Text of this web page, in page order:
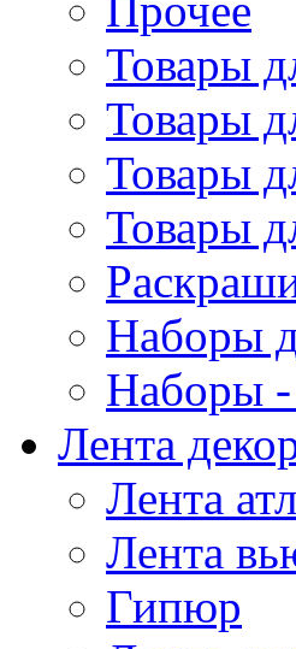
Товары
Товары
Товары
Товары
Наборы
Наборы -
Лента
Лента
Лента
Гипюр